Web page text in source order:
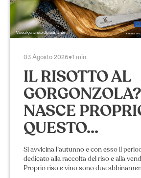
03 Agosto 2026•1 min
IL RISOTTO AL
GORGONZOLA?
NASCE
QUESTO...
Si avvicina l’autunno e con esso il
dedicato alla raccolta del riso e alla
Proprio riso e vino sono due